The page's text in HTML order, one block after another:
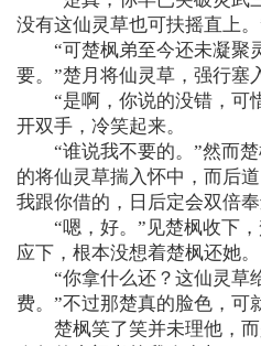
没有这仙灵草也可扶摇直上。
“可楚枫弟至今还未凝聚
要。”楚月将仙灵草，强行塞
“是啊，你说的没错，可
开双手，冷笑起来。
“谁说我不要的。”然而楚
的将仙灵草揣入怀中，而后
我跟你借的，日后定会双倍
“嗯，好。”见楚枫收下，
应下，根本没想着楚枫还她。
“你拿什么还？这仙灵草
费。”不过那楚真的脸色，可
楚枫笑了笑并未理他，而